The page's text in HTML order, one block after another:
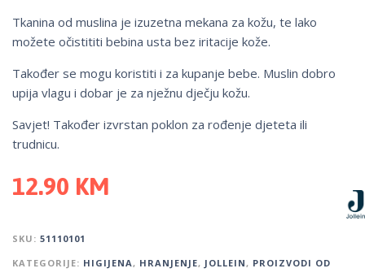
Tkanina od muslina je izuzetna mekana za kožu, te lako
možete očistititi bebina usta bez iritacije kože.
Također se mogu koristiti i za kupanje bebe. Muslin dobro
upija vlagu i dobar je za nježnu dječju kožu.
Savjet! Također izvrstan poklon za rođenje djeteta ili
trudnicu.
12.90 KM
SKU: 51110101
KATEGORIJE: HIGIJENA, HRANJENJE, JOLLEIN, PROIZVODI OD